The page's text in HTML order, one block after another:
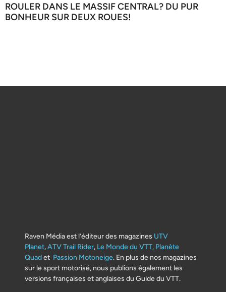
ROULER DANS LE MASSIF CENTRAL? DU PUR
BONHEUR SUR DEUX ROUES!
Raven Média est l’éditeur des magazines UTV
Planet,ATV Trail Rider, Le Monde du VTT, Planète
Quadet Passion Motoneige. En plus de nos magazines
sur le sport motorisé, nous publions également les
versions françaises et anglaises du Guide du VTT.